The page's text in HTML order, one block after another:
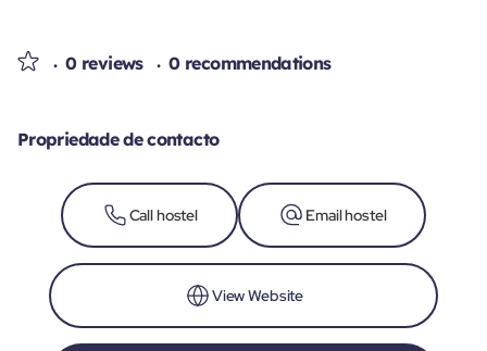
0 reviews 0 recommendations
Propriedade de contacto
Call hostel Email hostel
View Website